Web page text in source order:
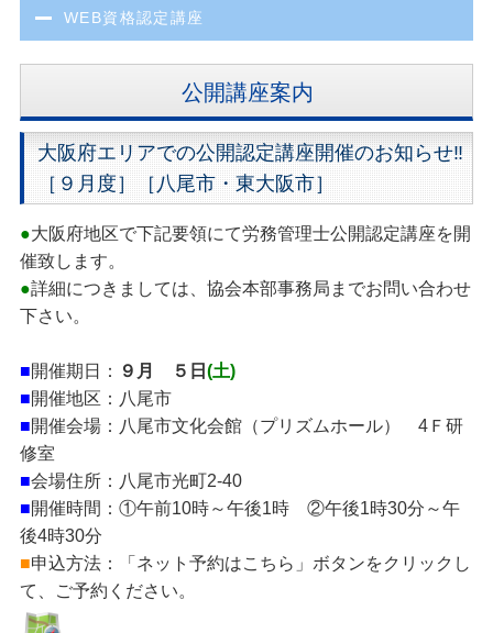
WEB資格認定講座
公開講座案内
大阪府エリアでの公開認定講座開催のお知らせ‼
［９月度］［八尾市・東大阪市］
●大阪府地区で下記要領にて労務管理士公開認定講座を開
催致します。
●詳細につきましては、協会本部事務局までお問い合わせ
下さい。
■開催期日： ９月 ５日 (土)
■開催地区：八尾市
■開催会場：八尾市文化会館（プリズムホール） 4Ｆ研
修室
■会場住所：八尾市光町2-40
■開催時間：①午前10時～午後1時 ②午後1時30分～午
後4時30分
■申込方法：「ネット予約はこちら」ボタンをクリックし
て、ご予約ください。